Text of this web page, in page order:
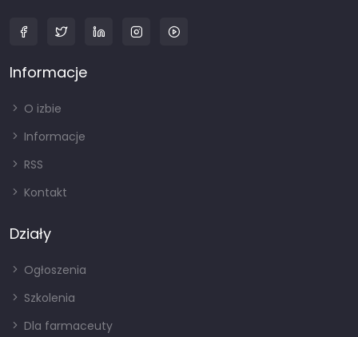
Informacje
O izbie
Informacje
RSS
Kontakt
Działy
Ogłoszenia
Szkolenia
Dla farmaceuty